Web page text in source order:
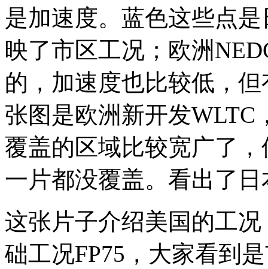
是加速度。蓝色这些点
映了市区工况；欧洲
的，加速度也比较低，
张图是欧洲新开发WLTC
覆盖的区域比较宽广了
一片都没覆盖。看出了
这张片子介绍美国的工
础工况FP75，大家看到